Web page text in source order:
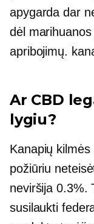
apygarda dar
dėl
apribojimų.
Ar CBD
lygiu?
Kanapių kilmės
požiūriu
neviršija 0.3%.
susilaukti